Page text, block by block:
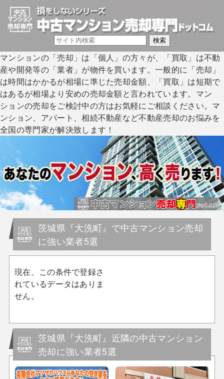
マンションの「売却」は「個人」の方々が、「買取」は不動
産や開発等の「業者」が物件を買います。一般的に「売却」
は時間はかかるが相場に準じた売却金額、「買取」は短期で
はあるが相場より安めの売却金額と言われています。マン
ションの売却をご検討中の方はお気軽にご相談ください。マ
ンション、アパート、相続不動産など不動産売却のお悩みを
全国の専門家が解決致します！
茨城県『大洗町』で中古マンション売却
に強い業者5選
現在、この条件で登録さ
れているデータはありま
せん。
茨城県『大洗町』近隣の中古マンション
売却に強い業者5選